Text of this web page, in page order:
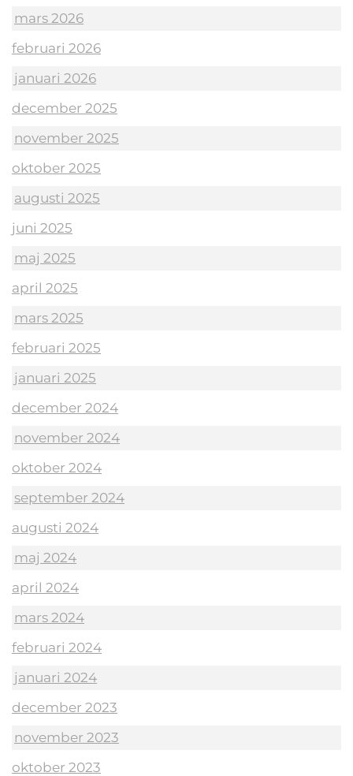
mars 2026
februari 2026
januari 2026
december 2025
november 2025
oktober 2025
augusti 2025
juni 2025
maj 2025
april 2025
mars 2025
februari 2025
januari 2025
december 2024
november 2024
oktober 2024
september 2024
augusti 2024
maj 2024
april 2024
mars 2024
februari 2024
januari 2024
december 2023
november 2023
oktober 2023